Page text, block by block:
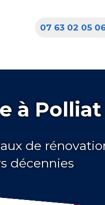
07 63 02 05
à Polliat
de
décennies